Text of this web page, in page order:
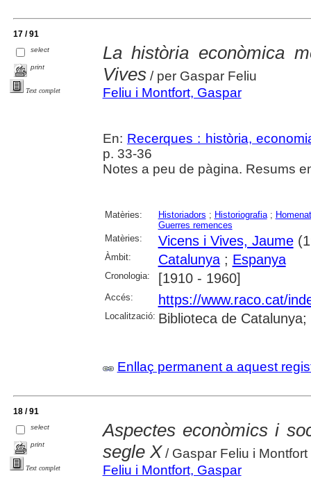
17 / 91
select
print
Text complet
La història econòmica
Vives/ per Gaspar Feliu
Feliu i Montfort, Gaspar
En: Recerques : història,
p. 33-36
Notes a peu de pàgina. Resums
Matèries: Historiadors ; Historiografia;
Guerres remences
Matèries:
Vicens i Vives, Jaume
Àmbit: Catalunya; Espanya
Cronologia: [1910 - 1960]
Accés: https://www.raco.cat/
Localització: Biblioteca de
Enllaç permanent a aquest
18 / 91
select
print
Text complet
Aspectes econòmics i
segle X / Gaspar Feliu i Montfort
Feliu i Montfort, Gaspar